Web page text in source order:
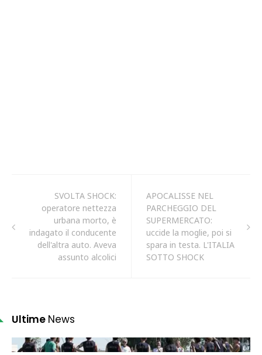
SVOLTA SHOCK:
operatore nettezza
urbana morto, è
indagato il conducente
dell'altra auto. Aveva
assunto alcolici
APOCALISSE NEL
PARCHEGGIO DEL
SUPERMERCATO:
uccide la moglie, poi si
spara in testa. L'ITALIA
SOTTO SHOCK
Ultime News